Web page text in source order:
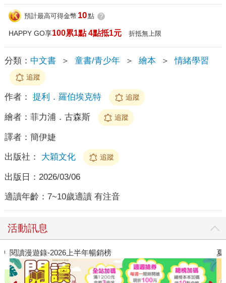
預計最高可得金幣 10點 ?
HAPPY GO享100累1點 4點抵1元 折抵無上限
分類： 中文書 ＞ 童書/青少年 ＞ 繪本 ＞ 情緒學習
追蹤
作者： 提利．羅伯埃克特 追蹤
繪者： 菲力浦．古森斯 追蹤
譯者： 簡伊婕
出版社： 大穎文化 追蹤
出版日： 2026/03/06
適讀年齡： 7~10歲適讀 有注音
活動訊息
夏日閱讀大冒險